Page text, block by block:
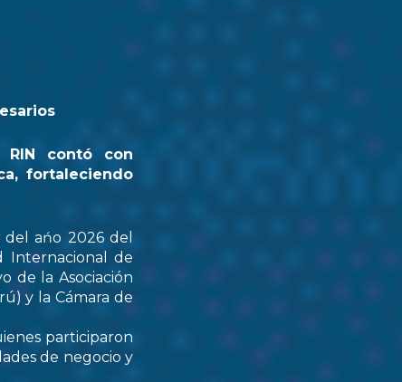
contó con
fortaleciendo
ańo 2026 del
Internacional de
de la Asociación
y la Cámara de
participaron
de negocio y